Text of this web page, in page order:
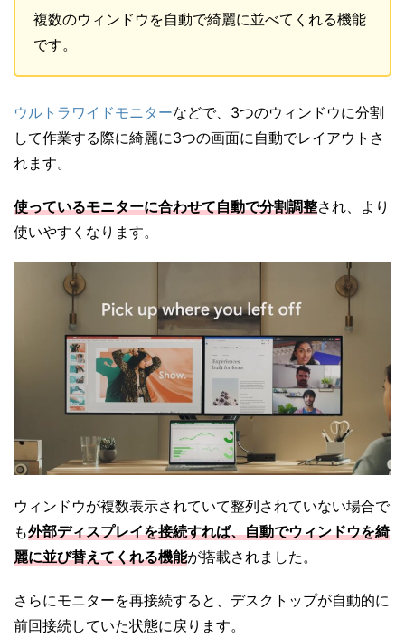
複数のウィンドウを自動で綺麗に並べてくれる機能
です。
ウルトラワイドモニターなどで、3つのウィンドウに分割
して作業する際に綺麗に3つの画面に自動でレイアウトさ
れます。
使っているモニターに合わせて自動で分割調整され、より
使いやすくなります。
ウィンドウが複数表示されていて整列されていない場合で
も外部ディスプレイを接続すれば、自動でウィンドウを綺
麗に並び替えてくれる機能が搭載されました。
さらにモニターを再接続すると、デスクトップが自動的に
前回接続していた状態に戻ります。